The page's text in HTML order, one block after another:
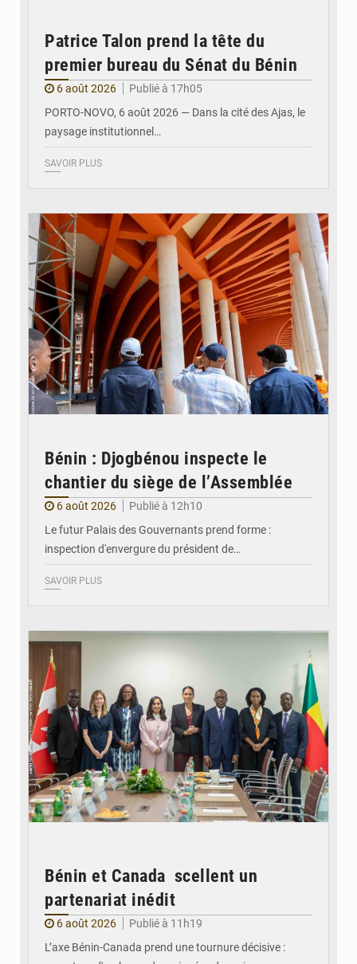
Patrice Talon prend la tête du
premier bureau du Sénat du Bénin
6 août 2026
Publié à 17h05
PORTO-NOVO, 6 août 2026 — Dans la cité des Ajas, le
paysage institutionnel…
SAVOIR PLUS
Bénin : Djogbénou inspecte le
chantier du siège de l’Assemblée
6 août 2026
Publié à 12h10
Le futur Palais des Gouvernants prend forme :
inspection d'envergure du président de…
SAVOIR PLUS
Bénin et Canada scellent un
partenariat inédit
6 août 2026
Publié à 11h19
L’axe Bénin-Canada prend une tournure décisive :